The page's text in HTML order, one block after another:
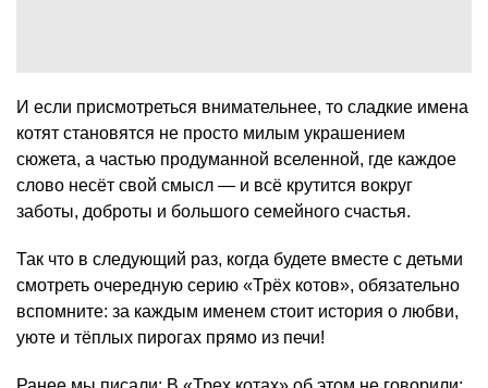
И если присмотреться внимательнее, то сладкие имена
котят становятся не просто милым украшением
сюжета, а частью продуманной вселенной, где каждое
слово несёт свой смысл — и всё крутится вокруг
заботы, доброты и большого семейного счастья.
Так что в следующий раз, когда будете вместе с детьми
смотреть очередную серию «Трёх котов», обязательно
вспомните: за каждым именем стоит история о любви,
уюте и тёплых пирогах прямо из печи!